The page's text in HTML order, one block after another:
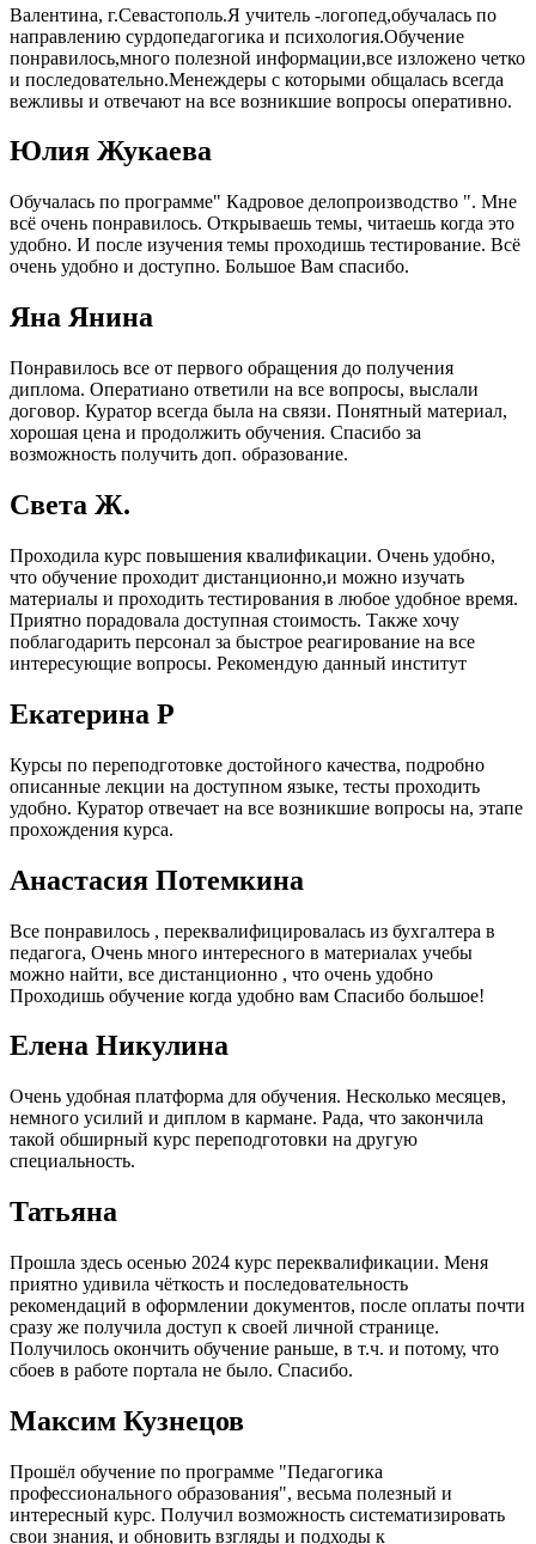
Валентина, г.Севастополь.Я учитель -логопед,обучалась по
направлению сурдопедагогика и психология.Обучение
понравилось,много полезной информации,все изложено четко
и последовательно.Менеждеры с которыми общалась всегда
вежливы и отвечают на все возникшие вопросы оперативно.
Юлия Жукаева
Обучалась по программе" Кадровое делопроизводство ". Мне
всё очень понравилось. Открываешь темы, читаешь когда это
удобно. И после изучения темы проходишь тестирование. Всё
очень удобно и доступно. Большое Вам спасибо.
Яна Янина
Понравилось все от первого обращения до получения
диплома. Оператиано ответили на все вопросы, выслали
договор. Куратор всегда была на связи. Понятный материал,
хорошая цена и продолжить обучения. Спасибо за
возможность получить доп. образование.
Света Ж.
Проходила курс повышения квалификации. Очень удобно,
что обучение проходит дистанционно,и можно изучать
материалы и проходить тестирования в любое удобное время.
Приятно порадовала доступная стоимость. Также хочу
поблагодарить персонал за быстрое реагирование на все
интересующие вопросы. Рекомендую данный институт
Екатерина Р
Курсы по переподготовке достойного качества, подробно
описанные лекции на доступном языке, тесты проходить
удобно. Куратор отвечает на все возникшие вопросы на, этапе
прохождения курса.
Анастасия Потемкина
Все понравилось , переквалифицировалась из бухгалтера в
педагога, Очень много интересного в материалах учебы
можно найти, все дистанционно , что очень удобно
Проходишь обучение когда удобно вам Спасибо большое!
Елена Никулина
Очень удобная платформа для обучения. Несколько месяцев,
немного усилий и диплом в кармане. Рада, что закончила
такой обширный курс переподготовки на другую
специальность.
Татьяна
Прошла здесь осенью 2024 курс переквалификации. Меня
приятно удивила чёткость и последовательность
рекомендаций в оформлении документов, после оплаты почти
сразу же получила доступ к своей личной странице.
Получилось окончить обучение раньше, в т.ч. и потому, что
сбоев в работе портала не было. Спасибо.
Максим Кузнецов
Прошёл обучение по программе "Педагогика
профессионального образования", весьма полезный и
интересный курс. Получил возможность систематизировать
свои знания, и обновить взгляды и подходы к